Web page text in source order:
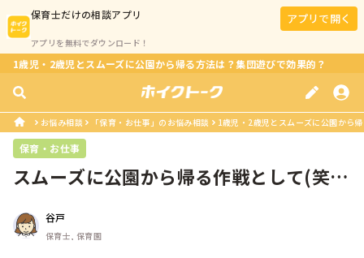
保育士だけの相談アプリ
アプリを無料でダウンロード！
アプリで開く
1歳児・2歳児とスムーズに公園から帰る方法は？集団遊びで効果的？
お悩み相談 「保育・お仕事」のお悩み相談 1歳児・2歳児とスムーズに公園から
保育・お仕事
スムーズに公園から帰る作戦として(笑)1
谷戸
保育士, 保育園